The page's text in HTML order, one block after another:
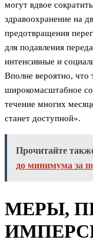
могут вдвое
здравоохранение на
предотвращения
для подавления
интенсивные и
Вполне вероятно, что
широкомасштабное
течение многих
станет доступной».
Прочитайте
до минимума за
МЕРЫ,